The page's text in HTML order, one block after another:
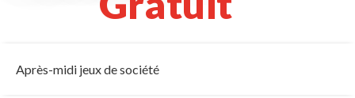
Après-midi jeux de société